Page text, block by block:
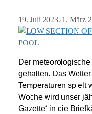
19. Juli 202321. März
Der
gehalten. Das
Temperaturen spielt
Woche wird unser
Gazette“ in die